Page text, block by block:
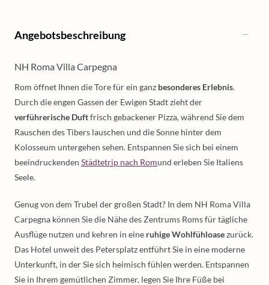
Angebotsbeschreibung
NH Roma Villa Carpegna
Rom öffnet Ihnen die Tore für ein ganz besonderes Erlebnis.
Durch die engen Gassen der Ewigen Stadt zieht der
verführerische Duftfrisch gebackener Pizza, während Sie dem
Rauschen des Tibers lauschen und die Sonne hinter dem
Kolosseum untergehen sehen. Entspannen Sie sich bei einem
beeindruckenden Städtetrip nach Romund erleben Sie Italiens
Seele.
Genug von dem Trubel der großen Stadt? In dem NH Roma Villa
Carpegna können Sie die Nähe des Zentrums Roms für tägliche
Ausflüge nutzen und kehren in eine ruhige Wohlfühloasezurück.
Das Hotel unweit des Petersplatz entführt Sie in eine moderne
Unterkunft, in der Sie sich heimisch fühlen werden. Entspannen
Sie in Ihrem gemütlichen Zimmer, legen Sie Ihre Füße bei